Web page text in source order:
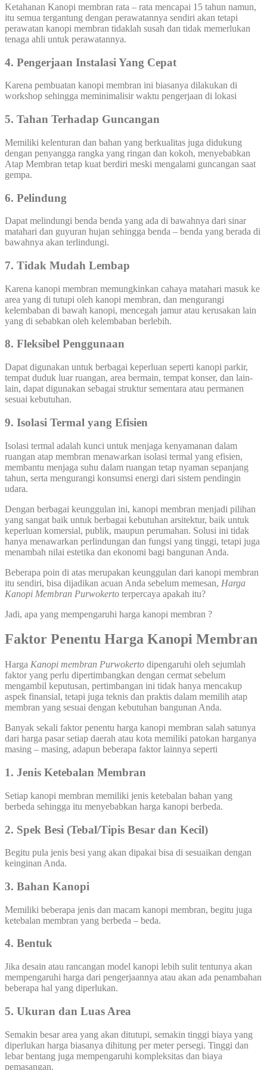
Ketahanan Kanopi membran rata – rata mencapai 15 tahun namun,
itu semua tergantung dengan perawatannya sendiri akan tetapi
perawatan kanopi membran tidaklah susah dan tidak memerlukan
tenaga ahli untuk perawatannya.
4. Pengerjaan Instalasi Yang Cepat
Karena pembuatan kanopi membran ini biasanya dilakukan di
workshop sehingga meminimalisir waktu pengerjaan di lokasi
5. Tahan Terhadap Guncangan
Memiliki kelenturan dan bahan yang berkualitas juga didukung
dengan penyangga rangka yang ringan dan kokoh, menyebabkan
Atap Membran tetap kuat berdiri meski mengalami guncangan saat
gempa.
6. Pelindung
Dapat melindungi benda benda yang ada di bawahnya dari sinar
matahari dan guyuran hujan sehingga benda – benda yang berada di
bawahnya akan terlindungi.
7. Tidak Mudah Lembap
Karena kanopi membran memungkinkan cahaya matahari masuk ke
area yang di tutupi oleh kanopi membran, dan mengurangi
kelembaban di bawah kanopi, mencegah jamur atau kerusakan lain
yang di sebabkan oleh kelembaban berlebih.
8. Fleksibel Penggunaan
Dapat digunakan untuk berbagai keperluan seperti kanopi parkir,
tempat duduk luar ruangan, area bermain, tempat konser, dan lain-
lain, dapat digunakan sebagai struktur sementara atau permanen
sesuai kebutuhan.
9. Isolasi Termal yang Efisien
Isolasi termal adalah kunci untuk menjaga kenyamanan dalam
ruangan atap membran menawarkan isolasi termal yang efisien,
membantu menjaga suhu dalam ruangan tetap nyaman sepanjang
tahun, serta mengurangi konsumsi energi dari sistem pendingin
udara.
Dengan berbagai keunggulan ini, kanopi membran menjadi pilihan
yang sangat baik untuk berbagai kebutuhan arsitektur, baik untuk
keperluan komersial, publik, maupun perumahan. Solusi ini tidak
hanya menawarkan perlindungan dan fungsi yang tinggi, tetapi juga
menambah nilai estetika dan ekonomi bagi bangunan Anda.
Beberapa poin di atas merupakan keunggulan dari kanopi membran
itu sendiri, bisa dijadikan acuan Anda sebelum memesan, Harga
Kanopi Membran Purwokerto terpercaya apakah itu?
Jadi, apa yang mempengaruhi harga kanopi membran ?
Faktor Penentu Harga Kanopi Membran
Harga Kanopi membran Purwokerto dipengaruhi oleh sejumlah
faktor yang perlu dipertimbangkan dengan cermat sebelum
mengambil keputusan, pertimbangan ini tidak hanya mencakup
aspek finansial, tetapi juga teknis dan praktis dalam memilih atap
membran yang sesuai dengan kebutuhan bangunan Anda.
Banyak sekali faktor penentu harga kanopi membran salah satunya
dari harga pasar setiap daerah atau kota memiliki patokan harganya
masing – masing, adapun beberapa faktor lainnya seperti
1. Jenis Ketebalan Membran
Setiap kanopi membran memiliki jenis ketebalan bahan yang
berbeda sehingga itu menyebabkan harga kanopi berbeda.
2. Spek Besi (Tebal/Tipis Besar dan Kecil)
Begitu pula jenis besi yang akan dipakai bisa di sesuaikan dengan
keinginan Anda.
3. Bahan Kanopi
Memiliki beberapa jenis dan macam kanopi membran, begitu juga
ketebalan membran yang berbeda – beda.
4. Bentuk
Jika desain atau rancangan model kanopi lebih sulit tentunya akan
mempengaruhi harga dari pengerjaannya atau akan ada penambahan
beberapa hal yang diperlukan.
5. Ukuran dan Luas Area
Semakin besar area yang akan ditutupi, semakin tinggi biaya yang
diperlukan harga biasanya dihitung per meter persegi. Tinggi dan
lebar bentang juga mempengaruhi kompleksitas dan biaya
pemasangan.